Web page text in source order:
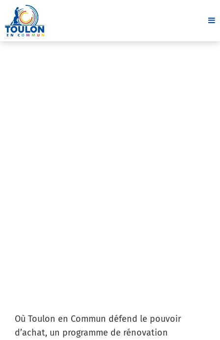
Où Toulon en Commun défend le pouvoir
d’achat, un programme de rénovation